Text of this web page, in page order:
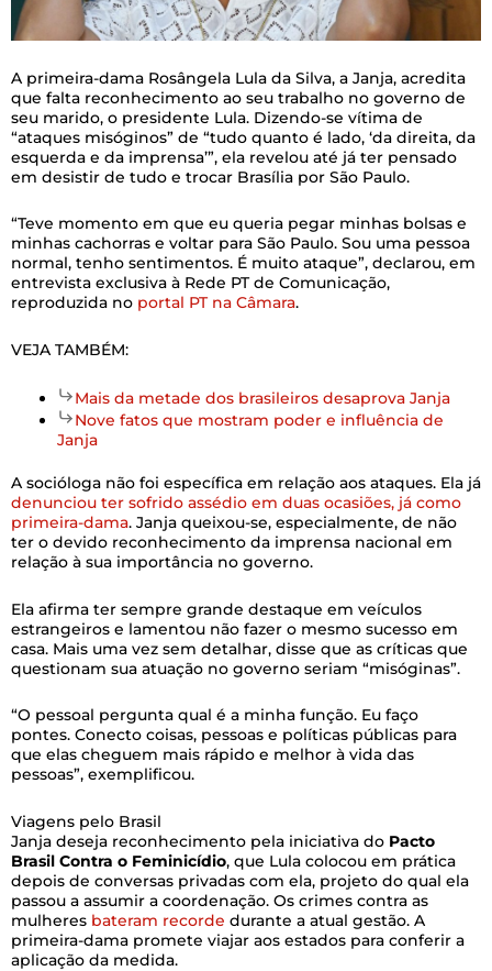
A primeira-dama Rosângela Lula da Silva, a Janja, acredita
que falta reconhecimento ao seu trabalho no governo de
seu marido, o presidente Lula. Dizendo-se vítima de
“ataques misóginos” de “tudo quanto é lado, ‘da direita, da
esquerda e da imprensa’”, ela revelou até já ter pensado
em desistir de tudo e trocar Brasília por São Paulo.
“Teve momento em que eu queria pegar minhas bolsas e
minhas cachorras e voltar para São Paulo. Sou uma pessoa
normal, tenho sentimentos. É muito ataque”, declarou, em
entrevista exclusiva à Rede PT de Comunicação,
reproduzida no portal PT na Câmara.
VEJA TAMBÉM:
Mais da metade dos brasileiros desaprova Janja
Nove fatos que mostram poder e influência de
Janja
A socióloga não foi específica em relação aos ataques. Ela já
denunciou ter sofrido assédio em duas ocasiões, já como
primeira-dama. Janja queixou-se, especialmente, de não
ter o devido reconhecimento da imprensa nacional em
relação à sua importância no governo.
Ela afirma ter sempre grande destaque em veículos
estrangeiros e lamentou não fazer o mesmo sucesso em
casa. Mais uma vez sem detalhar, disse que as críticas que
questionam sua atuação no governo seriam “misóginas”.
“O pessoal pergunta qual é a minha função. Eu faço
pontes. Conecto coisas, pessoas e políticas públicas para
que elas cheguem mais rápido e melhor à vida das
pessoas”, exemplificou.
Viagens pelo Brasil
Janja deseja reconhecimento pela iniciativa do Pacto
Brasil Contra o Feminicídio, que Lula colocou em prática
depois de conversas privadas com ela, projeto do qual ela
passou a assumir a coordenação. Os crimes contra as
mulheres bateram recorde durante a atual gestão. A
primeira-dama promete viajar aos estados para conferir a
aplicação da medida.